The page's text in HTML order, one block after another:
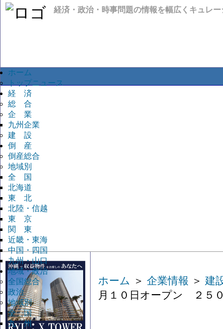
経済・政治・時事問題の情報を幅広くキュレ
ホーム
トップニュース
経 済
総 合
企 業
九州企業
建 設
倒 産
倒産総合
地域別
全 国
北海道
東 北
北陸・信越
東 京
関 東
近畿・東海
中国・四国
九州・山口
地域・政治
全国総合
政治
地域別
全 国
九 州
ホーム ＞ 企業情報 ＞ 建
月１０日オープン ２５